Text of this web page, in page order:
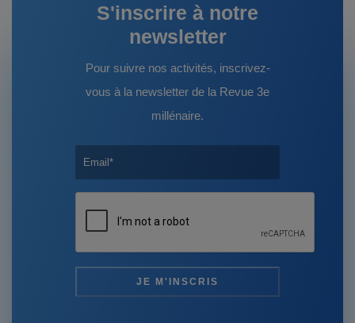
S'inscrire à notre
newsletter
Pour suivre nos activités, inscrivez-
vous à la newsletter de la Revue 3e
millénaire.